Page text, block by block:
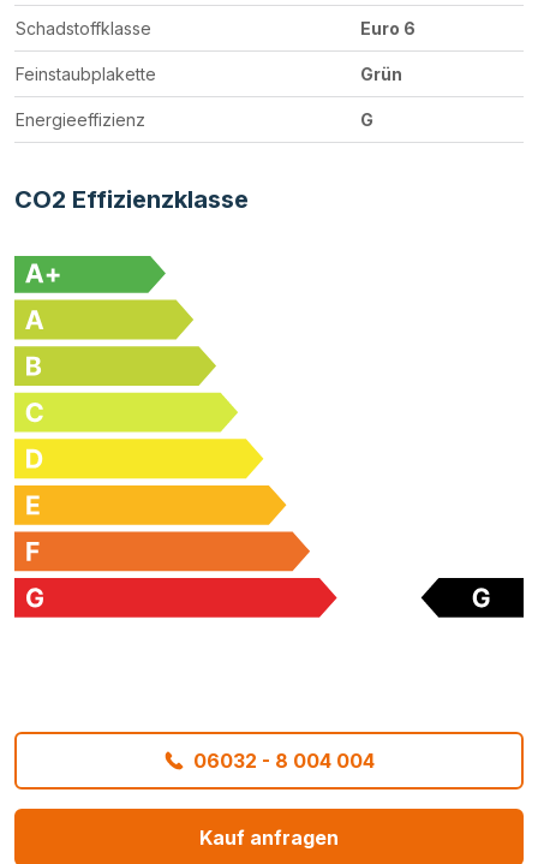
Schadstoffklasse Euro 6
Feinstaubplakette Grün
Energieeffizienz G
CO2 Effizienzklasse
06032 - 8 004 004
Kauf anfragen